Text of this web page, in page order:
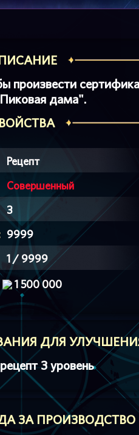
произвести
дама".
Рецепт
Совершенный
3
9999
1 / 9999
1 500 000
ДЛЯ
3 уровень
ЗА ПРОИЗВОДСТВО